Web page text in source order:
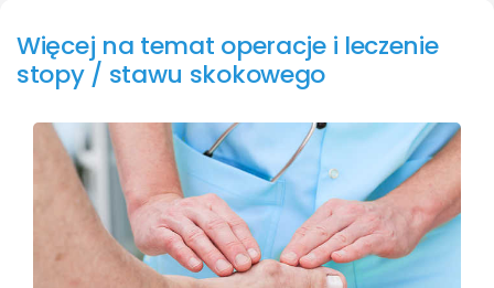
Więcej na temat operacje i leczenie
stopy / stawu skokowego